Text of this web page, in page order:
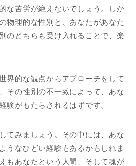
な苦労が絶えないでしょう。しか
物理的な性別と、あなたがあなた
のどちらも受け入れることで、楽
界的な観点からアプローチをして
その性別の不一致によって、あな
験がもたらされるはずです。
てみましょう。その中には、あな
うなひどい経験もあるかもしれま
もあなたという人間、そして魂が